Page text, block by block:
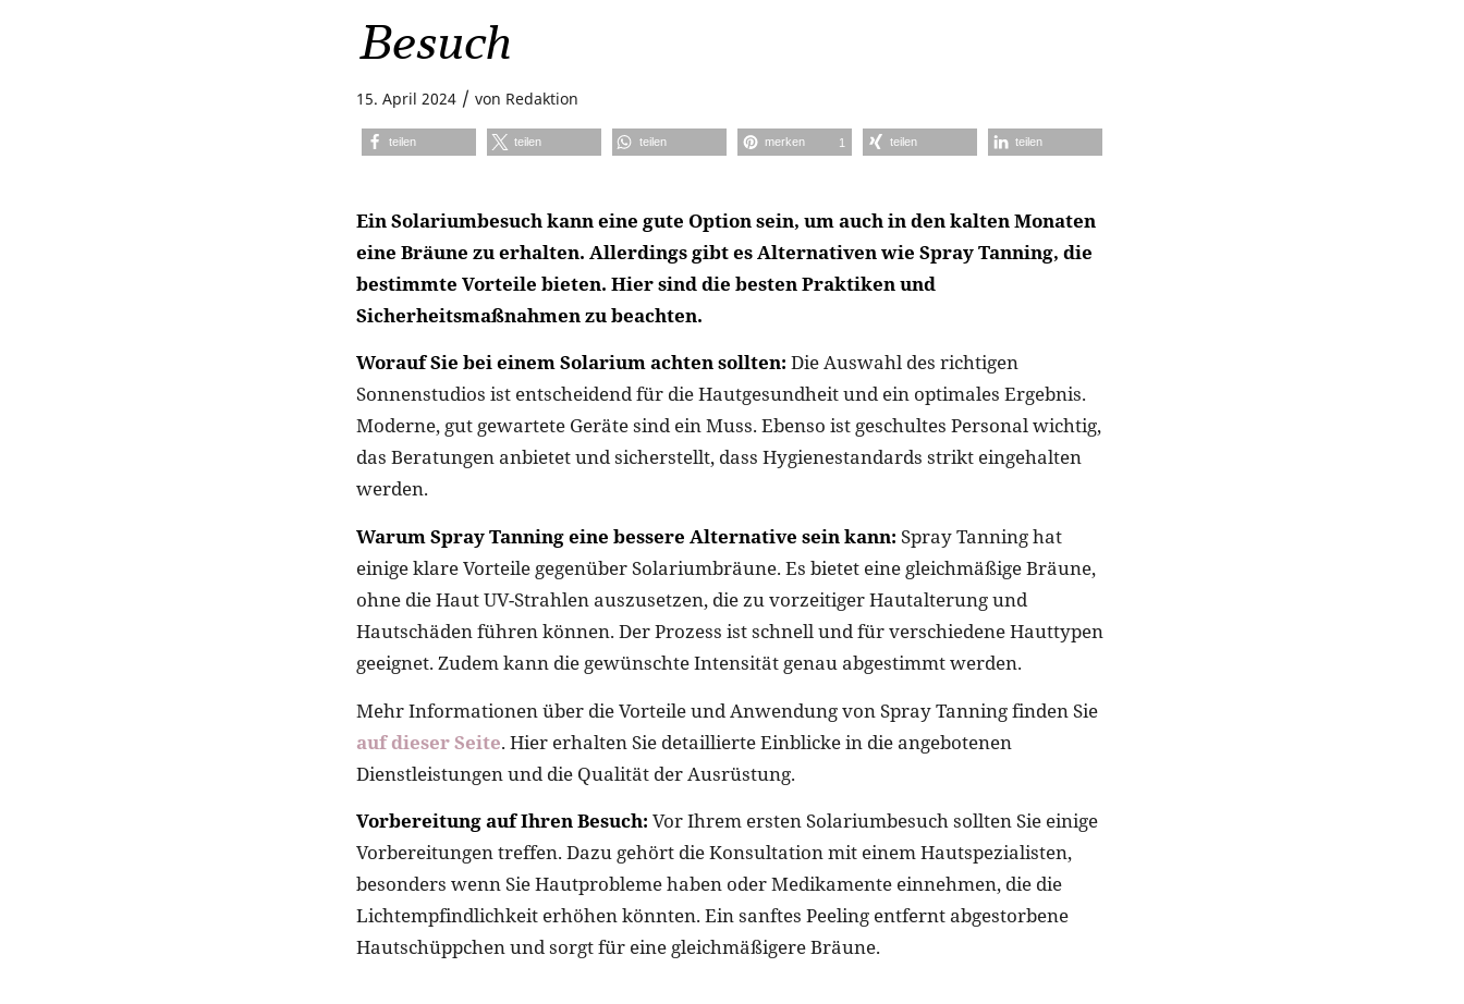
Besuch
15. April 2024 / von Redaktion
teilen teilen teilen merken 1 teilen teilen
Ein Solariumbesuch kann eine gute Option sein, um auch in den kalten Monaten
eine Bräune zu erhalten. Allerdings gibt es Alternativen wie Spray Tanning, die
bestimmte Vorteile bieten. Hier sind die besten Praktiken und
Sicherheitsmaßnahmen zu beachten.
Worauf Sie bei einem Solarium achten sollten: Die Auswahl des richtigen
Sonnenstudios ist entscheidend für die Hautgesundheit und ein optimales Ergebnis.
Moderne, gut gewartete Geräte sind ein Muss. Ebenso ist geschultes Personal wichtig,
das Beratungen anbietet und sicherstellt, dass Hygienestandards strikt eingehalten
werden.
Warum Spray Tanning eine bessere Alternative sein kann: Spray Tanning hat
einige klare Vorteile gegenüber Solariumbräune. Es bietet eine gleichmäßige Bräune,
ohne die Haut UV-Strahlen auszusetzen, die zu vorzeitiger Hautalterung und
Hautschäden führen können. Der Prozess ist schnell und für verschiedene Hauttypen
geeignet. Zudem kann die gewünschte Intensität genau abgestimmt werden.
Mehr Informationen über die Vorteile und Anwendung von Spray Tanning finden Sie
auf dieser Seite. Hier erhalten Sie detaillierte Einblicke in die angebotenen
Dienstleistungen und die Qualität der Ausrüstung.
Vorbereitung auf Ihren Besuch: Vor Ihrem ersten Solariumbesuch sollten Sie einige
Vorbereitungen treffen. Dazu gehört die Konsultation mit einem Hautspezialisten,
besonders wenn Sie Hautprobleme haben oder Medikamente einnehmen, die die
Lichtempfindlichkeit erhöhen könnten. Ein sanftes Peeling entfernt abgestorbene
Hautschüppchen und sorgt für eine gleichmäßigere Bräune.